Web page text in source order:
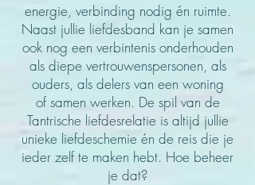
energie, verbinding nodig én ruimte.
Naast jullie liefdesband kan je samen
ook nog een verbintenis onderhouden
als diepe vertrouwenspersonen, als
ouders, als delers van een woning
ofsamen werken. De spil van de
Tantrische liefdesrelatie is altijd jullie
unieke liefdeschemie én de reis die je
ieder zelf te maken hebt. Hoe beheer
je dat?